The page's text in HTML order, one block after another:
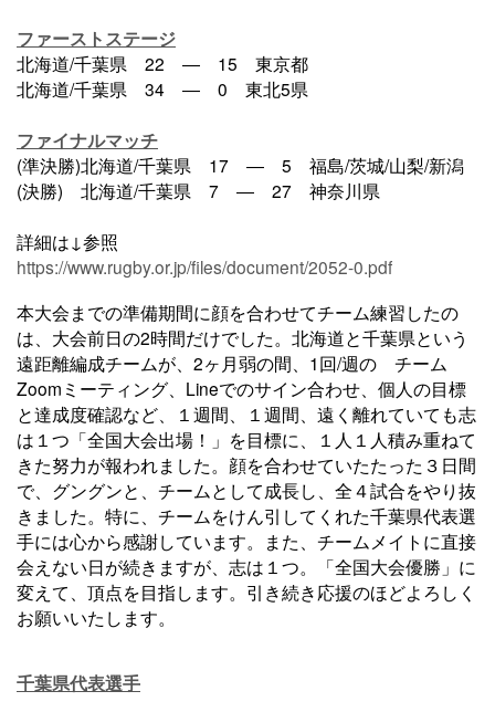
ファーストステージ
北海道/千葉県 22 ― 15 東京都
北海道/千葉県 34 ― 0 東北5県
ファイナルマッチ
(準決勝)北海道/千葉県 17 ― 5 福島/茨城/山梨/新潟
(決勝) 北海道/千葉県 7 ― 27 神奈川県
詳細は↓参照
https://www.rugby.or.jp/files/document/2052-0.pdf
本大会までの準備期間に顔を合わせてチーム練習したの
は、大会前日の2時間だけでした。北海道と千葉県という
遠距離編成チームが、2ヶ月弱の間、1回/週の チーム
Zoomミーティング、Lineでのサイン合わせ、個人の目標
と達成度確認など、１週間、１週間、遠く離れていても志
は１つ「全国大会出場！」を目標に、１人１人積み重ねて
きた努力が報われました。顔を合わせていたたった３日間
で、グングンと、チームとして成長し、全４試合をやり抜
きました。特に、チームをけん引してくれた千葉県代表選
手には心から感謝しています。また、チームメイトに直接
会えない日が続きますが、志は１つ。「全国大会優勝」に
変えて、頂点を目指します。引き続き応援のほどよろしく
お願いいたします。
千葉県代表選手